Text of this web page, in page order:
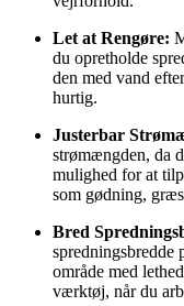
Let at Rengøre:
du opretholde
den med vand
hurtig.
Justerbar
strømængden, da
mulighed for at
som gødning,
Bred
spredningsbredde
område med
værktøj, når du